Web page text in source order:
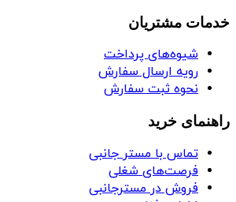
خدمات مشتریان
شیوه‌های پرداخت
رویه ارسال سفارش
نحوه ثبت سفارش
راهنمای خرید
تماس با مستر جانبی
فرصت‌های شغلی
فروش در مسترجانبی